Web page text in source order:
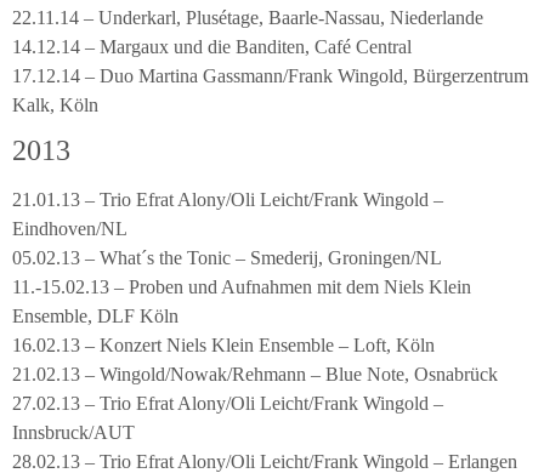
22.11.14 – Underkarl, Plusétage, Baarle-Nassau, Niederlande
14.12.14 – Margaux und die Banditen, Café Central
17.12.14 – Duo Martina Gassmann/Frank Wingold, Bürgerzentrum
Kalk, Köln
2013
21.01.13 – Trio Efrat Alony/Oli Leicht/Frank Wingold –
Eindhoven/NL
05.02.13 – What´s the Tonic – Smederij, Groningen/NL
11.-15.02.13 – Proben und Aufnahmen mit dem Niels Klein
Ensemble, DLF Köln
16.02.13 – Konzert Niels Klein Ensemble – Loft, Köln
21.02.13 – Wingold/Nowak/Rehmann – Blue Note, Osnabrück
27.02.13 – Trio Efrat Alony/Oli Leicht/Frank Wingold –
Innsbruck/AUT
28.02.13 – Trio Efrat Alony/Oli Leicht/Frank Wingold – Erlangen